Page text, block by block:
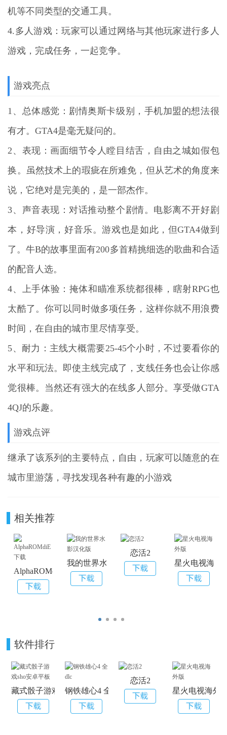
机等不同类型的交通工具。
4.多人游戏：玩家可以通过网络与其他玩家进行多人
游戏，完成任务，一起竞争。
游戏亮点
1、总体感觉：剧情奥斯卡级别，手机加盟的想法很
有才。GTA4是毫无疑问的。
2、表现：画面细节令人瞠目结舌，自由之城如假包
换。虽然技术上的瑕疵在所难免，但从艺术的角度来
说，它绝对是完美的，是一部杰作。
3、声音表现：对话推动整个剧情。电影离不开好剧
本，好导演，好音乐。游戏也是如此，但GTA4做到
了。牛B的故事里面有200多首精挑细选的歌曲和合适
的配音人选。
4、上手体验：掩体和瞄准系统都很棒，瞎射RPG也
太酷了。你可以同时做多项任务，这样你就不用浪费
时间，在自由的城市里尽情享受。
5、耐力：主线大概需要25-45个小时，不过要看你的
水平和玩法。即使主线完成了，支线任务也会让你感
觉很棒。当然还有强大的在线多人部分。享受做GTA
4QJ的乐趣。
游戏点评
继承了该系列的主要特点，自由，玩家可以随意的在
城市里游荡，寻找发现各种有趣的小游戏
相关推荐
AlphaROMdiE下载
我的世界水影汉化版
恋活2
星火电视海外
软件排行
藏式骰子游戏sho安卓平板
钢铁雄心4 全dlc
恋活2
星火电视海外